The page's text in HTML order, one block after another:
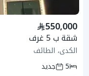
550,000
شقة ب 5 غرف
الكدى، الطائف
5
جديد